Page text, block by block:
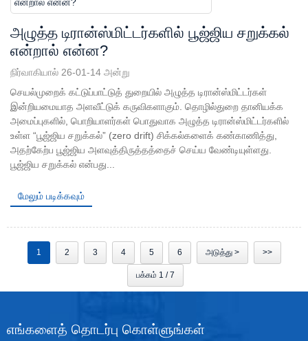
அழுத்த டிரான்ஸ்மிட்டர்களில் பூஜ்ஜிய சறுக்கல்
என்றால் என்ன?
நிர்வாகியால் 26-01-14 அன்று
செயல்முறைக் கட்டுப்பாட்டுத் துறையில் அழுத்த டிரான்ஸ்மிட்டர்கள்
இன்றியமையாத அளவீட்டுக் கருவிகளாகும். தொழில்துறை தானியக்க
அமைப்புகளில், பொறியாளர்கள் பொதுவாக அழுத்த டிரான்ஸ்மிட்டர்களில்
உள்ள “பூஜ்ஜிய சறுக்கல்” (zero drift) சிக்கல்களைக் கண்காணித்து,
அதற்கேற்ப பூஜ்ஜிய அளவுத்திருத்தத்தைச் செய்ய வேண்டியுள்ளது.
பூஜ்ஜிய சறுக்கல் என்பது...
மேலும் படிக்கவும்
1 2 3 4 5 6 அடுத்து > >>
பக்கம் 1 / 7
எங்களைத் தொடர்பு கொள்ளுங்கள்